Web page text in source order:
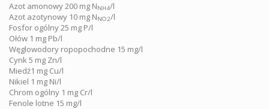
Azot amonowy 200 mg NNH4/l
Azot azotynowy 10 mg NNO2/l
Fosfor ogólny 25 mg P/l
Ołów 1 mg Pb/l
Węglowodory ropopochodne 15 mg/l
Cynk 5 mg Zn/l
Miedź1 mg Cu/l
Nikiel 1 mg Ni/l
Chrom ogólny 1 mg Cr/l
Fenole lotne 15 mg/l